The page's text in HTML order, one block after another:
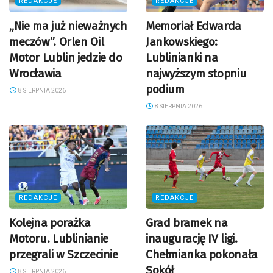
„Nie ma już nieważnych
meczów”. Orlen Oil
Motor Lublin jedzie do
Wrocławia
8 SIERPNIA 2026
Memoriał Edwarda
Jankowskiego:
Lublinianki na
najwyższym stopniu
podium
8 SIERPNIA 2026
REDAKCJE
Kolejna porażka
Motoru. Lublinianie
przegrali w Szczecinie
REDAKCJE
Grad bramek na
inaugurację IV ligi.
Chełmianka pokonała